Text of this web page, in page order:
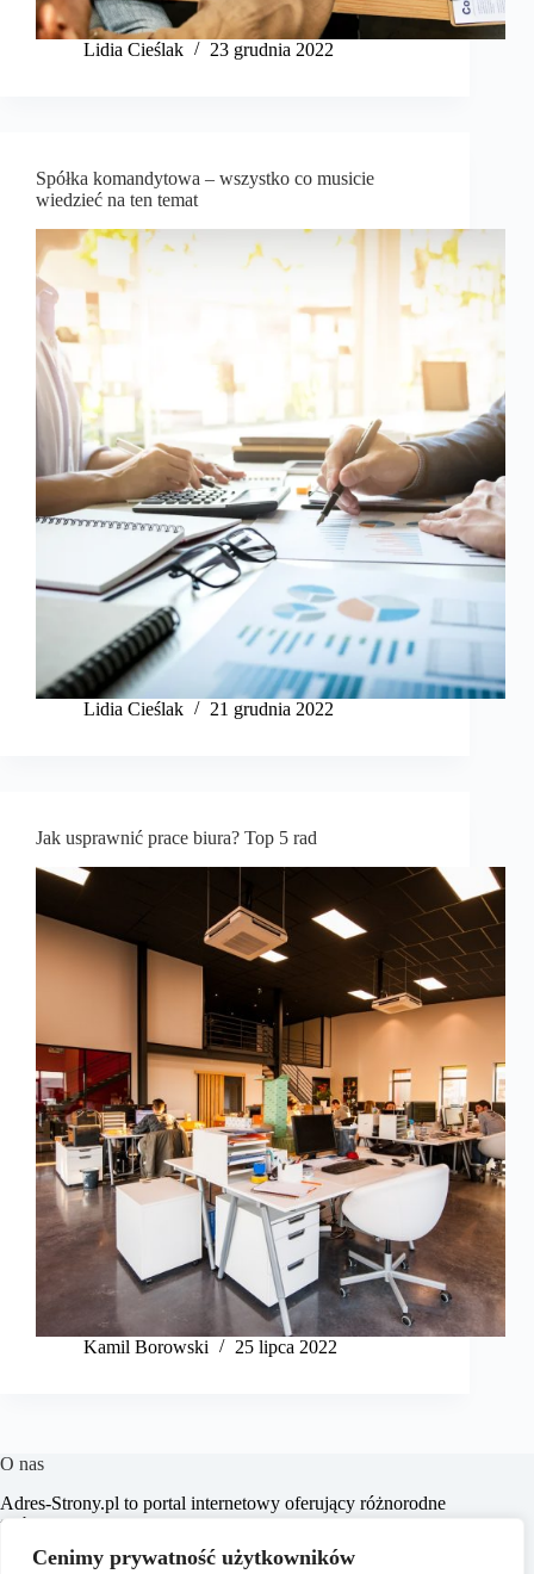
Cenimy prywatność użytkowników
Lidia Cieślak 23 grudnia 2022
Spółka komandytowa – wszystko co musicie
wiedzieć na ten temat
Lidia Cieślak 21 grudnia 2022
Jak usprawnić prace biura? Top 5 rad
Kamil Borowski 25 lipca 2022
O nas
​Adres-Strony.pl to portal internetowy oferujący różnorodne
treści z dziedzin takich jak dom, biznes, moda, lifestyle,
zakupy, zdrowie, edukacja, prawo, sport i świat. Naszym
celem jest dostarczanie czytelnikom aktualnych i